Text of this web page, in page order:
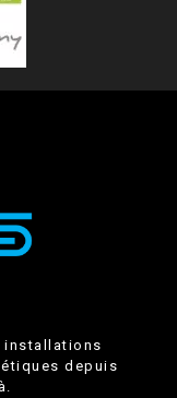
installations
depuis